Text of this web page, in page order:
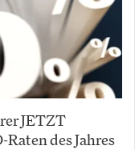
JETZT
Raten des Jahres